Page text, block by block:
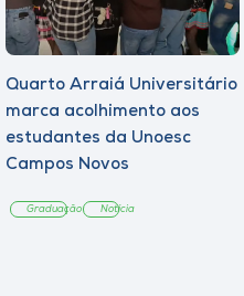
Quarto Arraiá Universitário
marca acolhimento aos
estudantes da Unoesc
Campos Novos
Graduação Notícia